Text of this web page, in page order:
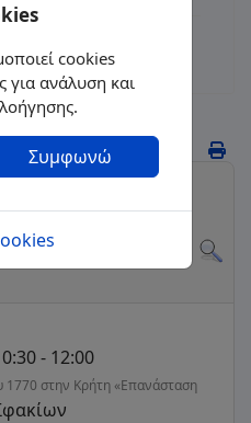
- 12:00
1770 στην Κρήτη «Επανάσταση
cookies
για ανάλυση και
Συμφωνώ